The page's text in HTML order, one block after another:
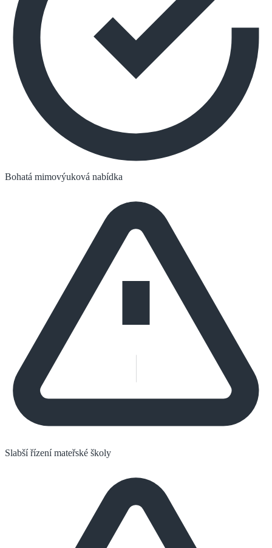
Bohatá mimovýuková nabídka
Slabší řízení mateřské školy